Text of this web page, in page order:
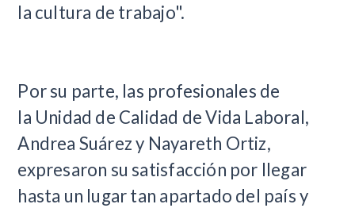
la cultura de trabajo".
Por su parte, las profesionales de
la Unidad de Calidad de Vida Laboral,
Andrea Suárez y Nayareth Ortiz,
expresaron su satisfacción por llegar
hasta un lugar tan apartado del país y